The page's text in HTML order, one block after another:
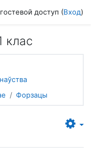
доступ (Вход)
клас
Форзацы